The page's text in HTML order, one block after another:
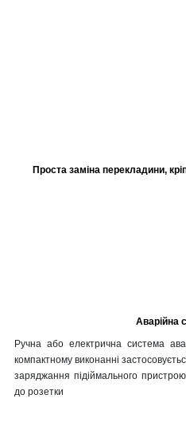
Проста заміна перекладини,
Аварійна
Ручна або електрична система
компактному виконанні
заряджання підіймального
до розетки